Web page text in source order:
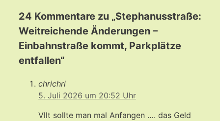
24 Kommentare zu „Stephanusstraße:
Weitreichende Änderungen –
Einbahnstraße kommt, Parkplätze
entfallen“
chrichri
5. Juli 2026 um 20:52 Uhr
Vllt sollte man mal Anfangen …. das Geld